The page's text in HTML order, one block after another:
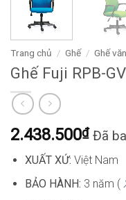
Trang chủ / Ghế / Ghế
Ghế Fuji RPB-
2.438.500₫ Đã
XUẤT XỨ: Việt Nam
BẢO HÀNH: 3 năm (